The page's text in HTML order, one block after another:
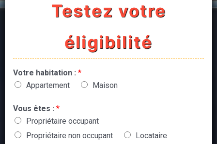
Testez votre
éligibilité
Votre habitation : *
Appartement
Maison
Vous êtes : *
Propriétaire occupant
Propriétaire non occupant
Locataire